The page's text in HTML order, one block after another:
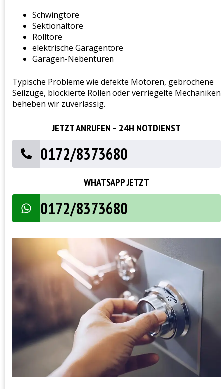
Schwingtore
Sektionaltore
Rolltore
elektrische Garagentore
Garagen-Nebentüren
Typische Probleme wie defekte Motoren, gebrochene
Seilzüge, blockierte Rollen oder verriegelte Mechaniken
beheben wir zuverlässig.
JETZT ANRUFEN – 24H NOTDIENST
0172/8373680
WHATSAPP JETZT
0172/8373680